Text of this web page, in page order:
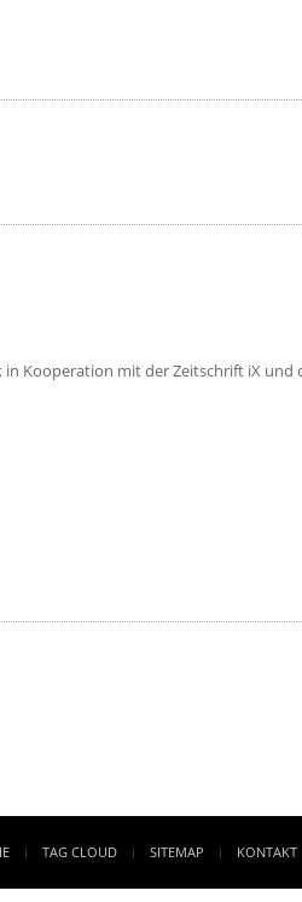
Kooperation mit der Zeitschrift iX und
TAG CLOUD SITEMAP KONTAKT